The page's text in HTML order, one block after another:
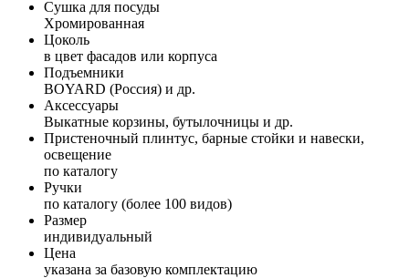
Сушка для посуды
Хромированная
Цоколь
в цвет фасадов или корпуса
Подъемники
BOYARD (Россия) и др.
Аксессуары
Выкатные корзины, бутылочницы и др.
Пристеночный плинтус, барные стойки и навески,
освещение
по каталогу
Ручки
по каталогу (более 100 видов)
Размер
индивидуальный
Цена
указана за базовую комплектацию